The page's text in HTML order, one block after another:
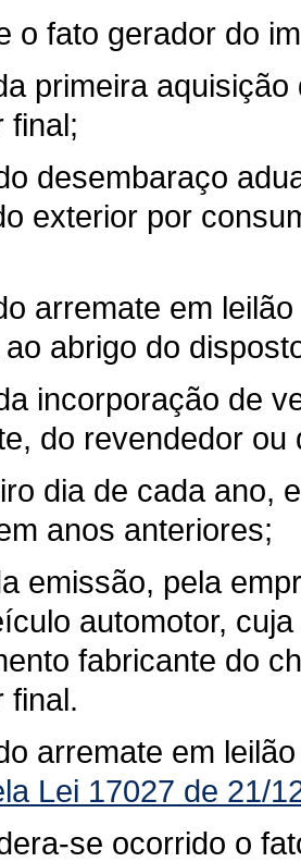
o fato gerador do
primeira
final;
desembaraço
exterior por
arremate em
abrigo do
incorporação de
do revendedor ou
dia de cada ano,
anos anteriores;
emissão, pela
automotor,
fabricante do
final.
arremate em
Lei 17027 de 21/
se ocorrido o